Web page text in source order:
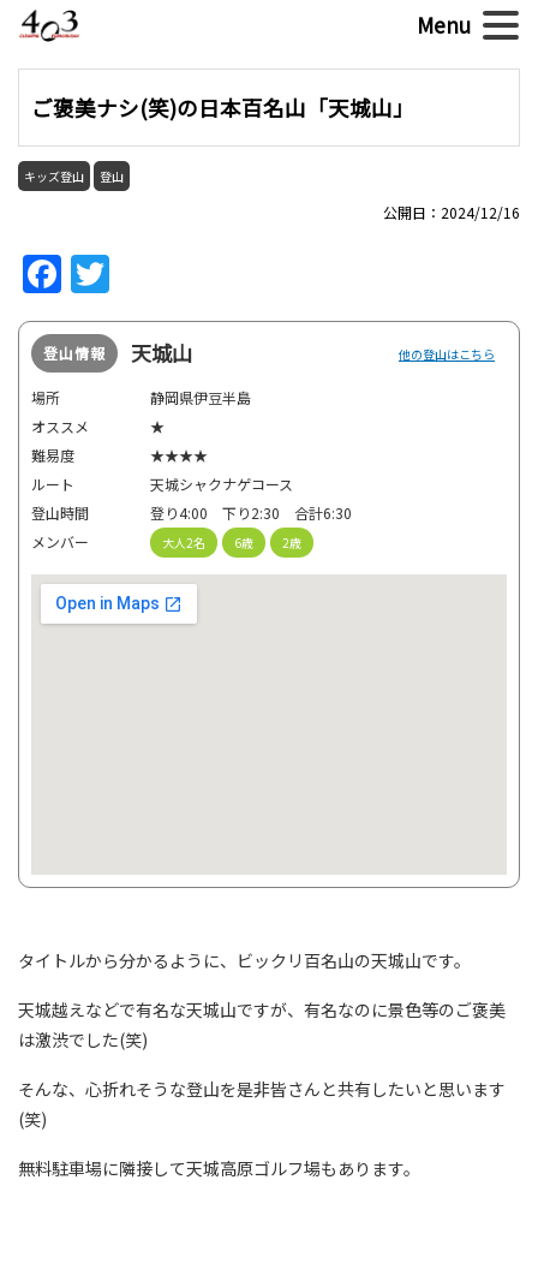
ご褒美ナシ(笑)の日本百名山「天城山」
キッズ登山 登山
公開日：2024/12/16
Facebook
登山情報 他の登山はこちら
天城山
場所
静岡県伊豆半島
オススメ
★
難易度
★★★★
ルート
天城シャクナゲコース
登山時間
登り4:00 下り2:30 合計6:30
メンバー
大人2名 6歳 2歳
タイトルから分かるように、ビックリ百名山の天城山です。
天城越えなどで有名な天城山ですが、有名なのに景色等のご褒美
は激渋でした(笑)
そんな、心折れそうな登山を是非皆さんと共有したいと思います
(笑)
無料駐車場に隣接して天城高原ゴルフ場もあります。